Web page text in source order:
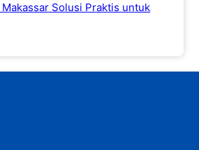
Solusi Praktis untuk